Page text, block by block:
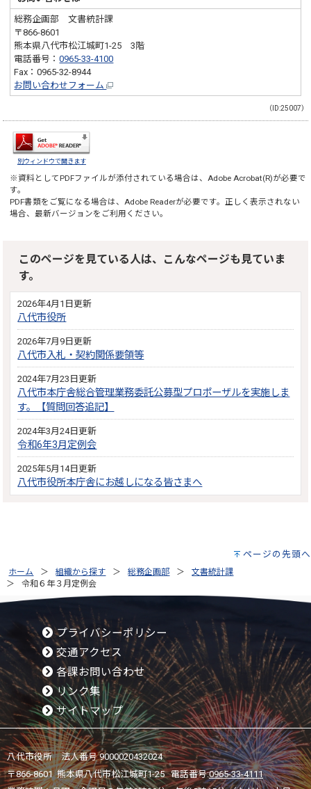
総務企画部 文書統計課
〒866-8601
熊本県八代市松江城町1-25 3階
電話番号：0965-33-4100
Fax：0965-32-8944
お問い合わせフォーム
（ID:25007）
別ウィンドウで開きます
※資料としてPDFファイルが添付されている場合は、Adobe Acrobat(R)が必要で
す。
PDF書類をご覧になる場合は、Adobe Readerが必要です。正しく表示されない
場合、最新バージョンをご利用ください。
このページを見ている人は、こんなページも見ていま
す。
2026年4月1日更新
八代市役所
2026年7月9日更新
八代市入札・契約関係要領等
2024年7月23日更新
八代市本庁舎総合管理業務委託公募型プロポーザルを実施しま
す。【質問回答追記】
2024年3月24日更新
令和6年3月定例会
2025年5月14日更新
八代市役所本庁舎にお越しになる皆さまへ
ページの先頭へ
ホーム 組織から探す 総務企画部
文書統計課
令和６年３月定例会
プライバシーポリシー
交通アクセス
各課お問い合わせ
リンク集
サイトマップ
八代市役所 法人番号 9000020432024
〒866-8601 熊本県八代市松江城町1-25 電話番号:0965-33-4111